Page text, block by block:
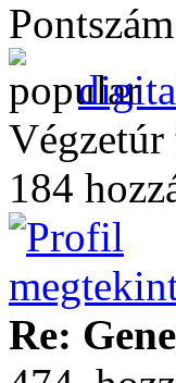
Végzetúr
184
Re: